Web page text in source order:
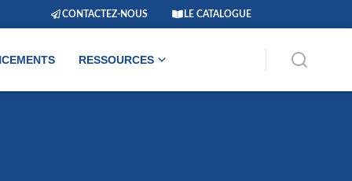
CONTACTEZ-NOUS LE CATALOGUE
RESSOURCES